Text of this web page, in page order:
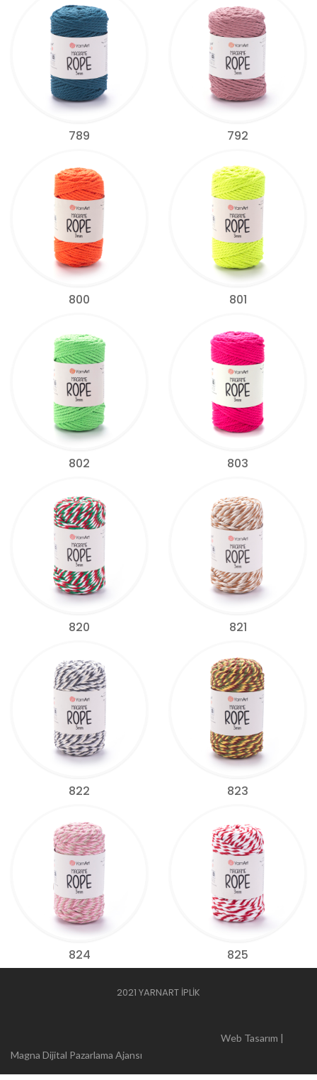
789 792
800 801
802 803
820 821
822 823
824 825
2021 YARNART İPLİK
Web Tasarım |
Magna Dijital Pazarlama Ajansı